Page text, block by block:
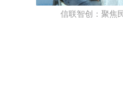
信联智创：聚焦